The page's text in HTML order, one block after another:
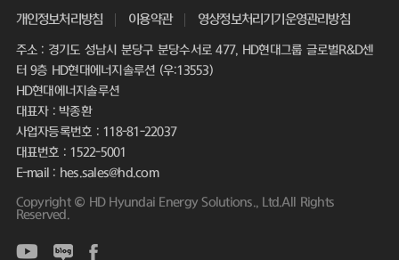
개인정보처리방침 이용약관 영상정보처리기기운영관리방침
주소 : 경기도 성남시 분당구 분당수서로 477, HD현대그룹 글로벌R&D센
터 9층 HD현대에너지솔루션 (우:13553)
HD현대에너지솔루션
대표자 : 박종환
사업자등록번호 : 118-81-22037
대표번호 : 1522-5001
E-mail : hes.sales@hd.com
Copyright © HD Hyundai Energy Solutions., Ltd.All Rights
Reserved.